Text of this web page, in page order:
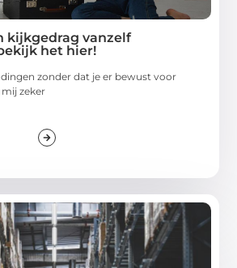
kijkgedrag vanzelf
het hier!
zonder dat je er bewust voor
zeker